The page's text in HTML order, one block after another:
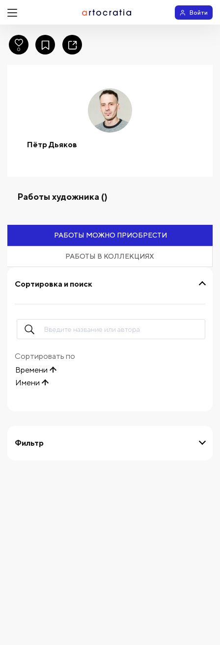
Войти
Пётр Дьяков
Работы художника ()
РАБОТЫ МОЖНО ПРИОБРЕСТИ
РАБОТЫ В КОЛЛЕКЦИЯХ
Фильтр
Сортировка и поиск
Сортировать по
Времени
Имени
0